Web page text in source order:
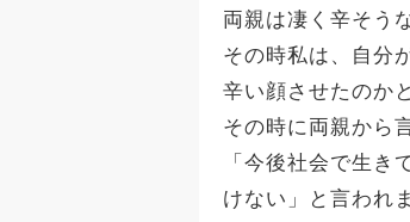
両親は凄く辛そう
その時私は、自分
辛い顔させたのか
その時に両親から
「今後社会で生き
けない」と言われ